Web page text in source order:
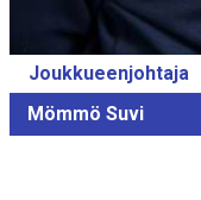
Joukkueenjohtaja
Mömmö Suvi